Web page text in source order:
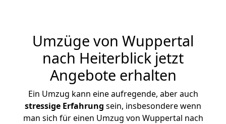
Umzüge von Wuppertal
nach Heiterblick jetzt
Angebote erhalten
Ein Umzug kann eine aufregende, aber auch
stressige Erfahrung sein, insbesondere wenn
man sich für einen Umzug von Wuppertal nach